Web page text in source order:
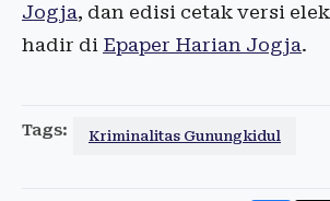
Jogja, dan edisi cetak versi
hadir di Epaper Harian Jogja.
Tags: Kriminalitas Gunungkidul